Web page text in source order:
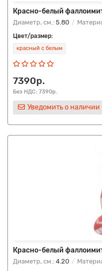
Красно-белый
Диаметр, см.: 5.80
Цвет/размер:
красный с белым
7390р.
Без НДС: 7390р.
Уведомить о наличии
Красно-белый
Диаметр, см.: 4.20